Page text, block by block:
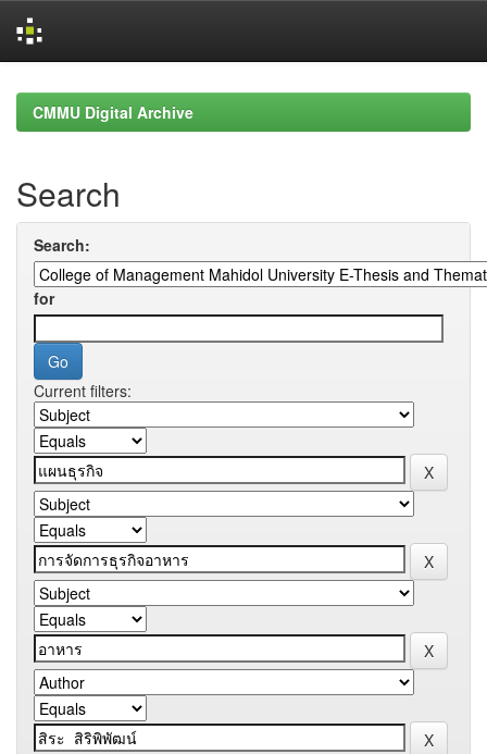
navigationCMMU Digital Archive
Search
Search:
for
Current filters: